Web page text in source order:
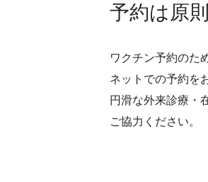
予約は原
ワクチン予約のた
ネットでの予約を
円滑な外来診療・
ご協力ください。